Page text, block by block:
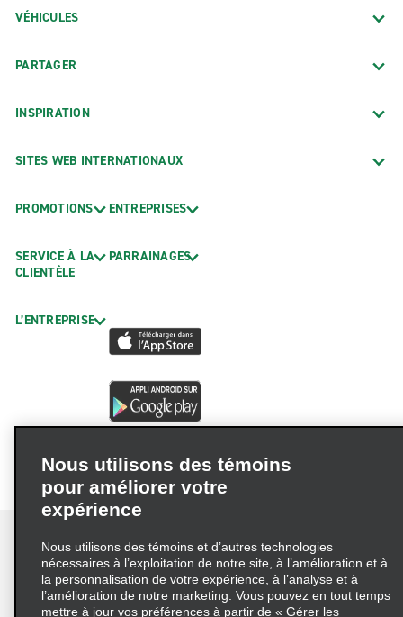
VÉHICULES
PARTAGER
INSPIRATION
SITES WEB INTERNATIONAUX
PROMOTIONS
SERVICE À LA
CLIENTÈLE
L’ENTREPRISE
ENTREPRISES
PARRAINAGES
Conditions d’utilisation
Politique de confidentialité
Nous utilisons des témoins
pour améliorer votre
expérience
Nous utilisons des témoins et d’autres technologies
nécessaires à l’exploitation de notre site, à l’amélioration et à
la personnalisation de votre expérience, à l’analyse et à
l’amélioration de notre marketing. Vous pouvez en tout temps
mettre à jour vos préférences à partir de « Gérer les